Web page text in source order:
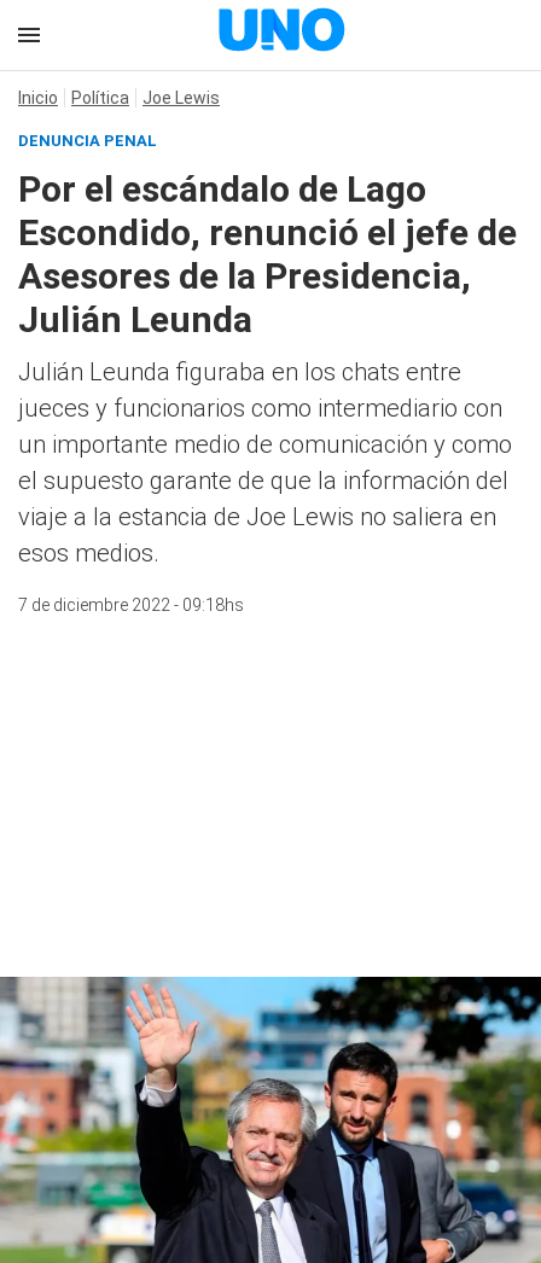
Inicio Política Joe Lewis
DENUNCIA PENAL
Por el escándalo de Lago
Escondido, renunció el jefe de
Asesores de la Presidencia,
Julián Leunda
Julián Leunda figuraba en los chats entre
jueces y funcionarios como intermediario con
un importante medio de comunicación y como
el supuesto garante de que la información del
viaje a la estancia de Joe Lewis no saliera en
esos medios.
7 de diciembre 2022 - 09:18hs